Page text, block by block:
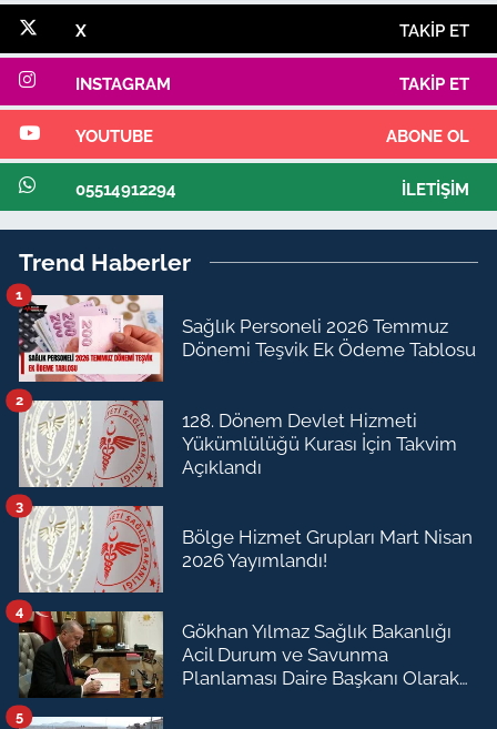
X TAKIP ET
INSTAGRAM TAKIP ET
YOUTUBE ABONE OL
05514912294 İLETIŞIM
Trend Haberler
Sağlık Personeli 2026 Temmuz
Dönemi Teşvik Ek Ödeme Tablosu
1
128. Dönem Devlet Hizmeti
Yükümlülüğü Kurası İçin Takvim
Açıklandı
2
Bölge Hizmet Grupları Mart Nisan
2026 Yayımlandı!
3
Gökhan Yılmaz Sağlık Bakanlığı
Acil Durum ve Savunma
Planlaması Daire Başkanı Olarak
4
5